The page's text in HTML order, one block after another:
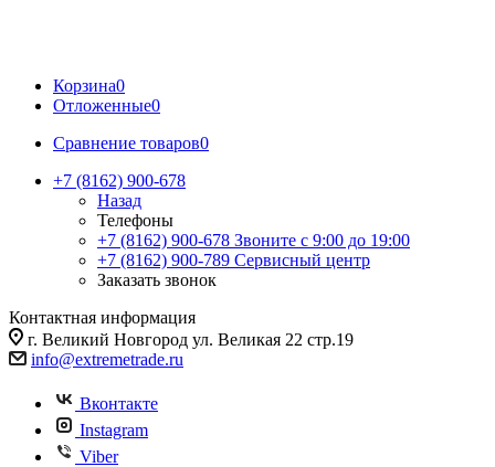
Корзина0
Отложенные0
Сравнение товаров0
+7 (8162) 900-678
Назад
Телефоны
+7 (8162) 900-678 Звоните с 9:00 до 19:00
+7 (8162) 900-789 Сервисный центр
Заказать звонок
Контактная информация
г. Великий Новгород ул. Великая 22 стр.19
info@extremetrade.ru
Вконтакте
Instagram
Viber